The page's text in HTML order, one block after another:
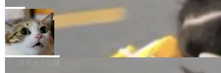
一在人才争夺战中失血的公司。六月，Google
连失两员大将：Noam Shazeer 去了 Op...
er HE-AAC 960 解码 (DAB+) transpose_cuda
filter 添加 AMF Frame Rate Converter (vf_frc
_amf) filter SMPTE 2094-50 元数据支持和直
通 ProRes RAW VideoToolbox 硬件加速器 AP
V ...
Code 在 X 上发帖：「DeepSeek Flash did 8T
tokens on August 1st. 5T of free usage + 3T
on OpenCode Go.」79.8 万次浏览，连带着 #
DeepSeek一天消耗了8万亿# 上了微博热搜——
注意这是 OpenCode 一家的消耗。 OpenCode
局
NetBSD 11.0 正式发布
NetBSD 11.0 现已正式发布，这是 NetBSD 操
作系统的第十八个主要版本。 自 NetBSD 10.1
白开水不加糖